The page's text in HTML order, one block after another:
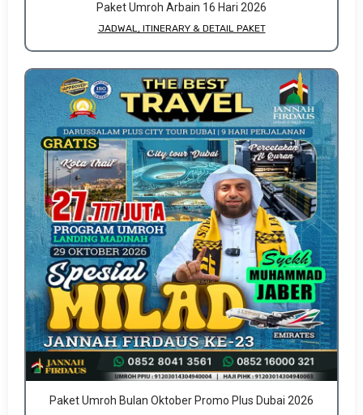
Paket Umroh Arbain 16 Hari 2026
JADWAL, ITINERARY & DETAIL PAKET
Paket Umroh Bulan Oktober Promo Plus Dubai 2026